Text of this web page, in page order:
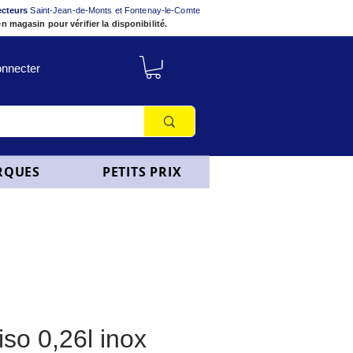
Saint-Jean-de-Monts et Fontenay-le-Comte
magasin pour vérifier la disponibilité.
PETITS PRIX
0,26l inox